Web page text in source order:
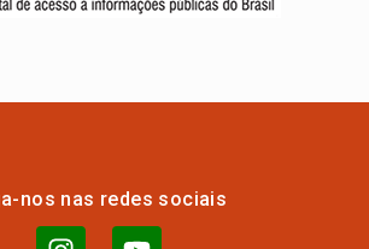
nos nas redes sociais